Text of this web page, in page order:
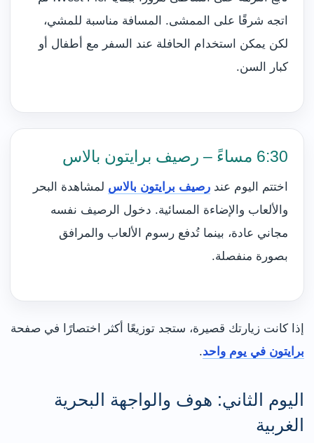
اتجه شرقًا على الممشى. المسافة مناسبة للمشي،
لكن يمكن استخدام الحافلة عند السفر مع أطفال أو
كبار السن.
6:30 مساءً – رصيف برايتون بالاس
اختتم اليوم عند رصيف برايتون بالاس لمشاهدة البحر
والألعاب والإضاءة المسائية. دخول الرصيف نفسه
مجاني عادة، بينما تُدفع رسوم الألعاب والمرافق
بصورة منفصلة.
إذا كانت زيارتك قصيرة، ستجد توزيعًا أكثر اختصارًا في صفحة
برايتون في يوم واحد.
اليوم الثاني: هوف والواجهة البحرية
الغربية